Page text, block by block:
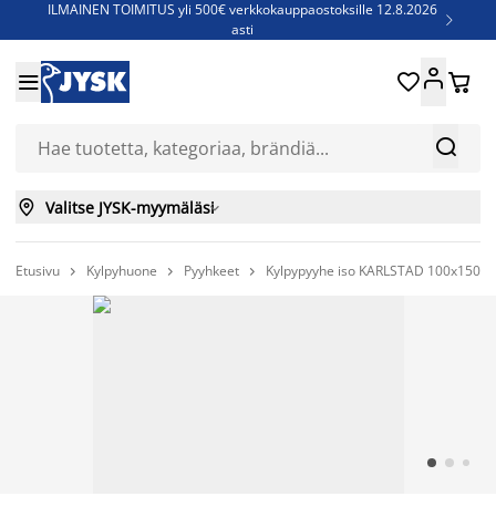
ILMAINEN TOIMITUS yli 500€ verkkokauppaostoksille 12.8.2026
asti

Jenkkisänkyjä - Säästä jopa 60%


 
 Valitse JYSK-myymäläsi
Etusivu  Kylpyhuone  Pyyhkeet  Kylpypyyhe iso KARLSTAD 100x150